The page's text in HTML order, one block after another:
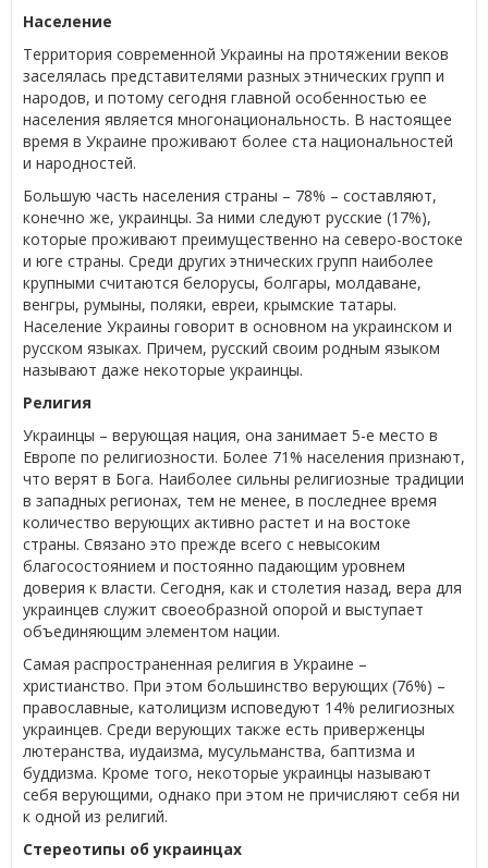
Население
Территория современной Украины на протяжении веков
заселялась представителями разных этнических групп и
народов, и потому сегодня главной особенностью ее
населения является многонациональность. В настоящее
время в Украине проживают более ста национальностей
и народностей.
Большую часть населения страны – 78% – составляют,
конечно же, украинцы. За ними следуют русские (17%),
которые проживают преимущественно на северо-востоке
и юге страны. Среди других этнических групп наиболее
крупными считаются белорусы, болгары, молдаване,
венгры, румыны, поляки, евреи, крымские татары.
Население Украины говорит в основном на украинском и
русском языках. Причем, русский своим родным языком
называют даже некоторые украинцы.
Религия
Украинцы – верующая нация, она занимает 5-е место в
Европе по религиозности. Более 71% населения признают,
что верят в Бога. Наиболее сильны религиозные традиции
в западных регионах, тем не менее, в последнее время
количество верующих активно растет и на востоке
страны. Связано это прежде всего с невысоким
благосостоянием и постоянно падающим уровнем
доверия к власти. Сегодня, как и столетия назад, вера для
украинцев служит своеобразной опорой и выступает
объединяющим элементом нации.
Самая распространенная религия в Украине –
христианство. При этом большинство верующих (76%) –
православные, католицизм исповедуют 14% религиозных
украинцев. Среди верующих также есть приверженцы
лютеранства, иудаизма, мусульманства, баптизма и
буддизма. Кроме того, некоторые украинцы называют
себя верующими, однако при этом не причисляют себя ни
к одной из религий.
Стереотипы об украинцах